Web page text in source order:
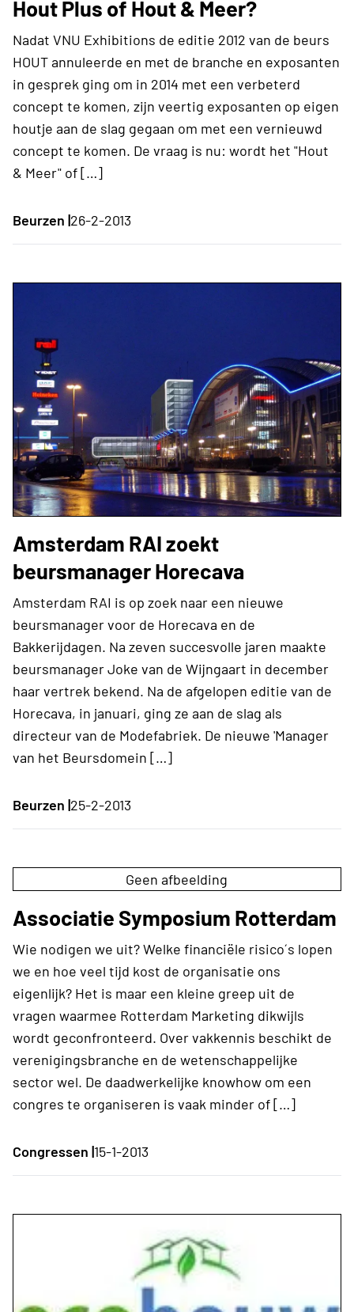
Hout Plus of Hout & Meer?
Nadat VNU Exhibitions de editie 2012 van de beurs
HOUT annuleerde en met de branche en exposanten
in gesprek ging om in 2014 met een verbeterd
concept te komen, zijn veertig exposanten op eigen
houtje aan de slag gegaan om met een vernieuwd
concept te komen. De vraag is nu: wordt het "Hout
& Meer" of […]
Beurzen |26-2-2013
Amsterdam RAI zoekt
beursmanager Horecava
Amsterdam RAI is op zoek naar een nieuwe
beursmanager voor de Horecava en de
Bakkerijdagen. Na zeven succesvolle jaren maakte
beursmanager Joke van de Wijngaart in december
haar vertrek bekend. Na de afgelopen editie van de
Horecava, in januari, ging ze aan de slag als
directeur van de Modefabriek. De nieuwe 'Manager
van het Beursdomein […]
Beurzen |25-2-2013
Geen afbeelding
Associatie Symposium Rotterdam
Wie nodigen we uit? Welke financiële risico´s lopen
we en hoe veel tijd kost de organisatie ons
eigenlijk? Het is maar een kleine greep uit de
vragen waarmee Rotterdam Marketing dikwijls
wordt geconfronteerd. Over vakkennis beschikt de
verenigingsbranche en de wetenschappelijke
sector wel. De daadwerkelijke knowhow om een
congres te organiseren is vaak minder of […]
Congressen |15-1-2013